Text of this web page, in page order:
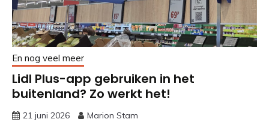
En nog veel meer
Lidl Plus-app gebruiken in het
buitenland? Zo werkt het!
21 juni 2026 Marion Stam